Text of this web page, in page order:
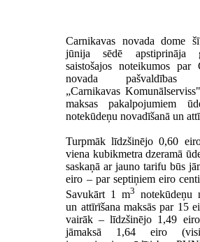
Carnikavas novada dome
jūnija sēdē apstiprināja
saistošajos noteikumos par
novada pašvaldības
„Carnikavas
maksas pakalpojumiem
notekūdeņu novadīšanā un
Turpmāk līdzšinējo 0,60
viena kubikmetra dzeramā
saskaņā ar jauno tarifu būs
eiro – par septiņiem eiro
Savukārt 1 m3 notekūdeņu
un attīrīšana maksās par 15
vairāk – līdzšinējo 1,49
jāmaksā 1,64 eiro